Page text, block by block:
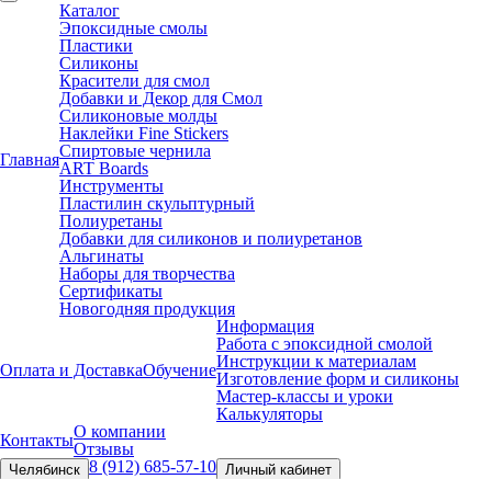
Главная
Каталог
Эпоксидные смолы
Пластики
Силиконы
Красители для смол
Добавки и Декор для Смол
Силиконовые молды
Наклейки Fine Stickers
Спиртовые чернила
ART Boards
Инструменты
Пластилин скульптурный
Полиуретаны
Добавки для силиконов и полиуретанов
Альгинаты
Наборы для творчества
Сертификаты
Новогодняя продукция
Оплата и ДоставкаОбучение
Информация
Работа с эпоксидной смолой
Инструкции к материалам
Изготовление форм и силиконы
Мастер-классы и уроки
Калькуляторы
КонтактыО компании
Отзывы
Челябинск 8 (912) 685-57-10 Личный кабинет